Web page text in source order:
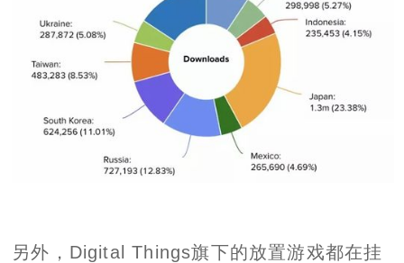
另外，Digital Things旗下的放置游戏都在挂